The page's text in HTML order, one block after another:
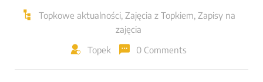
Topkowe aktualności, Zajęcia z Topkiem, Zapisy na
zajęcia
Topek
0 Comments